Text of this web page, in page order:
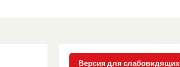
Версия для слабовидящих